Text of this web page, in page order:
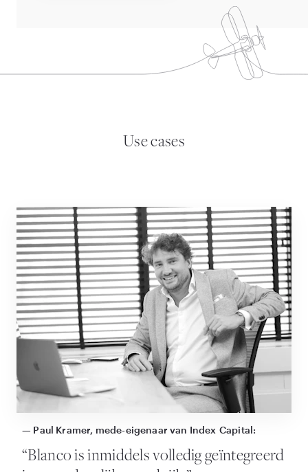
Use cases
— Paul Kramer, mede-eigenaar van Index Capital:
“Blanco is inmiddels volledig geïntegreerd